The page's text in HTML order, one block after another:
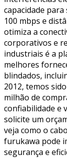
capacidade
100 mbps e
otimiza a
corporativos e
industriais é a
melhores
blindados,
2012, temos
milhão de
confiabilidade e
solicite um
veja como o
furukawa pode
segurança e